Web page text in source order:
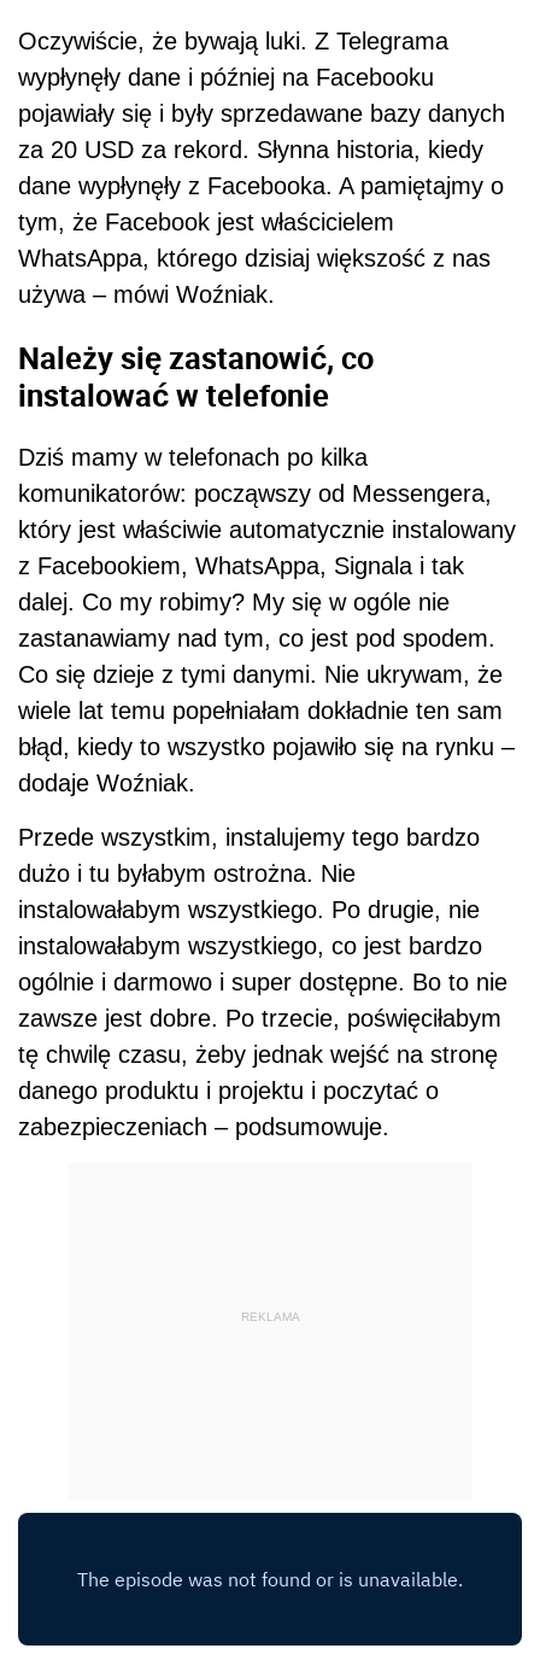
Oczywiście, że bywają luki. Z Telegrama
wypłynęły dane i później na Facebooku
pojawiały się i były sprzedawane bazy danych
za 20 USD za rekord. Słynna historia, kiedy
dane wypłynęły z Facebooka. A pamiętajmy o
tym, że Facebook jest właścicielem
WhatsAppa, którego dzisiaj większość z nas
używa – mówi Woźniak.
Należy się zastanowić, co
instalować w telefonie
Dziś mamy w telefonach po kilka
komunikatorów: począwszy od Messengera,
który jest właściwie automatycznie instalowany
z Facebookiem, WhatsAppa, Signala i tak
dalej. Co my robimy? My się w ogóle nie
zastanawiamy nad tym, co jest pod spodem.
Co się dzieje z tymi danymi. Nie ukrywam, że
wiele lat temu popełniałam dokładnie ten sam
błąd, kiedy to wszystko pojawiło się na rynku –
dodaje Woźniak.
Przede wszystkim, instalujemy tego bardzo
dużo i tu byłabym ostrożna. Nie
instalowałabym wszystkiego. Po drugie, nie
instalowałabym wszystkiego, co jest bardzo
ogólnie i darmowo i super dostępne. Bo to nie
zawsze jest dobre. Po trzecie, poświęciłabym
tę chwilę czasu, żeby jednak wejść na stronę
danego produktu i projektu i poczytać o
zabezpieczeniach – podsumowuje.
REKLAMA